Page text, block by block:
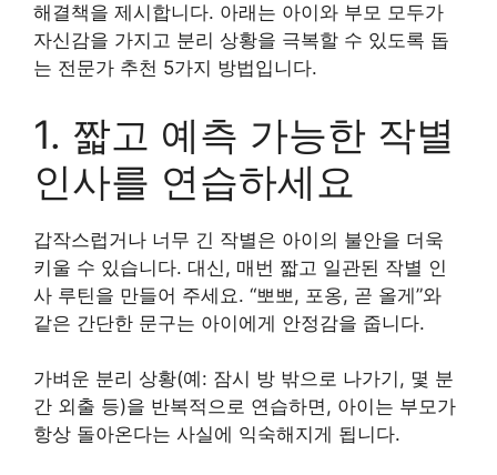
해결책을 제시합니다. 아래는 아이와 부모 모두가
자신감을 가지고 분리 상황을 극복할 수 있도록 돕
는 전문가 추천 5가지 방법입니다.
1. 짧고 예측 가능한 작별
인사를 연습하세요
갑작스럽거나 너무 긴 작별은 아이의 불안을 더욱
키울 수 있습니다. 대신, 매번 짧고 일관된 작별 인
사 루틴을 만들어 주세요. “뽀뽀, 포옹, 곧 올게”와
같은 간단한 문구는 아이에게 안정감을 줍니다.
가벼운 분리 상황(예: 잠시 방 밖으로 나가기, 몇 분
간 외출 등)을 반복적으로 연습하면, 아이는 부모가
항상 돌아온다는 사실에 익숙해지게 됩니다.